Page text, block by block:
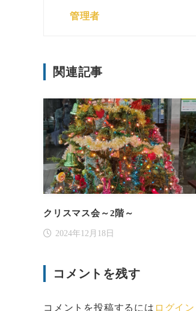
管理者
関連記事
クリスマス会～2階～
2024年12月18日
コメントを残す
コメントを投稿するには ログイン